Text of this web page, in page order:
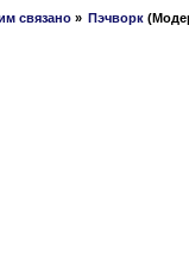
связано» Пэчворк